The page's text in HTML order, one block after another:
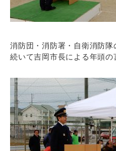
消防団・消防署・自衛消防隊
続いて吉岡市長による年頭の